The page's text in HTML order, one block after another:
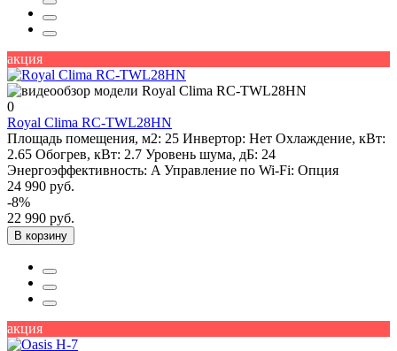
акция
0
Royal Clima RC-TWL28HN
Площадь помещения, м2: 25 Инвертор: Нет Охлаждение, кВт:
2.65 Обогрев, кВт: 2.7 Уровень шума, дБ: 24
Энергоэффективность: A Управление по Wi-Fi: Опция
24 990 руб.
-8%
22 990 руб.
В корзину
акция